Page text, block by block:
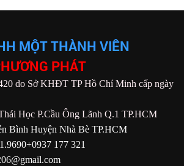
MỘT THÀNH VIÊN
PHÁT
do Sở KHĐT TP Hồ Chí Minh cấp ngày
Học P.Cầu Ông Lãnh Q.1 TP.HCM
Bình Huyện Nhà Bè TP.HCM
177 321